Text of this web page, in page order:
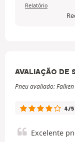
Relatório
AVALIAÇÃO DE
Pneu avaliado: Falken
4/5
Excelente